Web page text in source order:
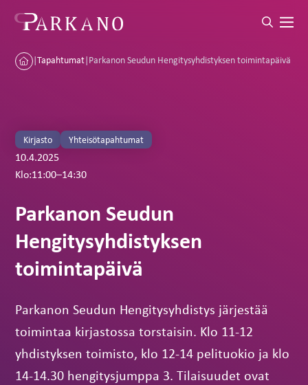
|Tapahtumat|Parkanon Seudun Hengitysyhdistyksen toimintapäivä
Kirjasto Yhteisötapahtumat
10.4.2025
Klo:11:00–14:30
Parkanon Seudun
Hengitysyhdistyksen
toimintapäivä
Parkanon Seudun Hengitysyhdistys järjestää
toimintaa kirjastossa torstaisin. Klo 11-12
yhdistyksen toimisto, klo 12-14 pelituokio ja klo
14-14.30 hengitysjumppa 3. Tilaisuudet ovat